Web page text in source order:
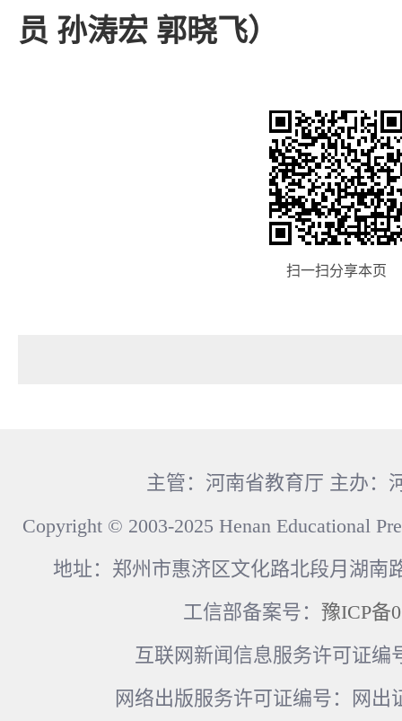
员 孙涛宏 郭晓飞）
扫一扫分享本页
主管：河南省教育厅 主办：
Copyright © 2003-2025 Henan Educational
地址：郑州市惠济区文化路北段月湖南
工信部备案号： 豫ICP备
互联网新闻信息服务许可证编
网络出版服务许可证编号：网出